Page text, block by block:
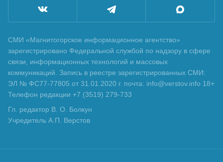
СМИ «Магнитогорское информационное агентство»
зарегистрировано Федеральной службой по надзору в сфере
связи, информационных технологий и массовых
коммуникаций. Запись в реестре зарегистрированных СМИ:
ЭЛ № ФС77-77805 от 31.01.2020 г. почта: info@verstov.info 18+
Телефон редакции +7 (3519) 279-733
Гл. редактор В. О. Болкун
Учредитель А.П. Верстов